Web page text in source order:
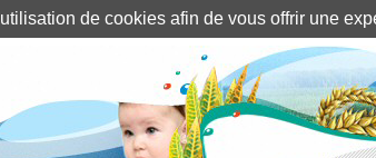
de cookies afin de vous offrir une